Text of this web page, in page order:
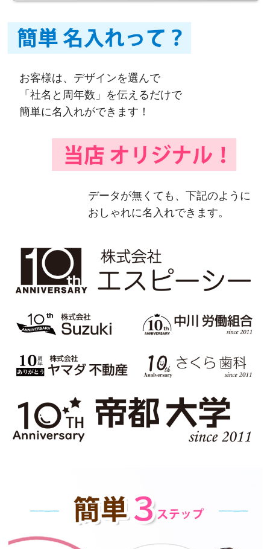
お客様は、デザインを選んで
「社名と周年数」を伝えるだけで
簡単に名入れができます！
データが無くても、下記のように
おしゃれに名入れできます。